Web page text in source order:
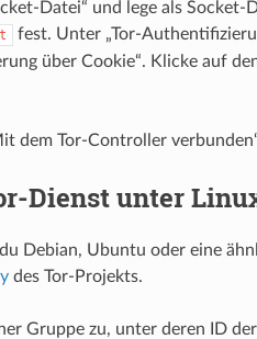
Datei“ und lege als Socket-
fest. Unter „Tor-
über Cookie“. Klicke auf
dem Tor-Controller
Dienst unter
du Debian, Ubuntu oder eine
des Tor-Projekts.
Gruppe zu, unter deren ID